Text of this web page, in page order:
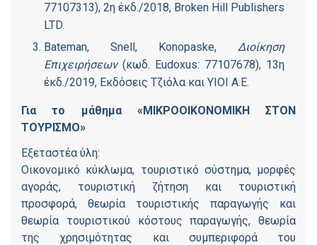
77107313), 2η έκδ./2018, Broken Hill Publishers
LTD.
Bateman, Snell, Konopaske, Διοίκηση
Επιχειρήσεων(κωδ. Eudoxus: 77107678), 13η
έκδ./2019, Εκδόσεις Τζιόλα και ΥΙΟΙ Α.Ε.
Για το μάθημα «ΜΙΚΡΟΟΙΚΟΝΟΜΙΚΗ ΣΤΟΝ
ΤΟΥΡΙΣΜΟ»
Εξεταστέα ύλη:
Οικονομικό κύκλωμα, τουριστικό σύστημα, μορφές
αγοράς, τουριστική ζήτηση και τουριστική
προσφορά, θεωρία τουριστικής παραγωγής και
θεωρία τουριστικού κόστους παραγωγής, θεωρία
της χρησιμότητας και συμπεριφορά του